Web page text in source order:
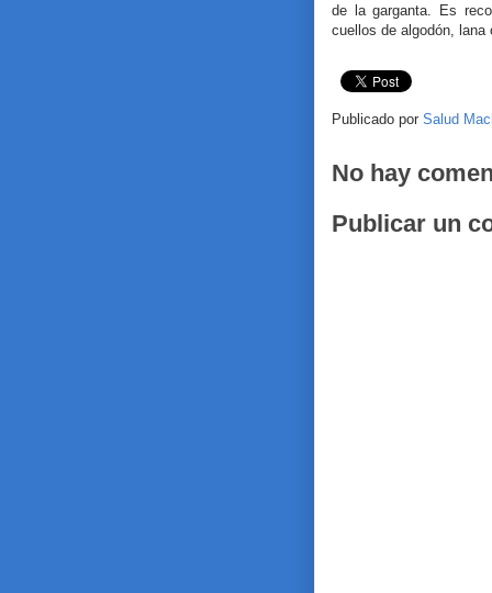
de la garganta. Es
cuellos de algodón, lana
Publicado por Salud
No hay
Publicar un